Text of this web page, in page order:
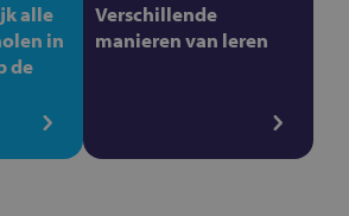
alle
in
de
Verschillende
manieren van leren